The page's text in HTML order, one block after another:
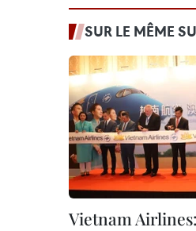
SUR LE MÊME
Vietnam Airlines: